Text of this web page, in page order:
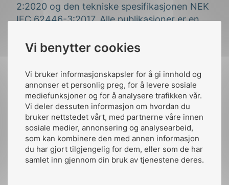
Vi benytter cookies
Vi bruker informasjonskapsler for å gi innhold og
annonser et personlig preg, for å levere sosiale
mediefunksjoner og for å analysere trafikken vår.
Vi deler dessuten informasjon om hvordan du
bruker nettstedet vårt, med partnerne våre innen
sosiale medier, annonsering og analysearbeid,
som kan kombinere den med annen informasjon
du har gjort tilgjengelig for dem, eller som de har
samlet inn gjennom din bruk av tjenestene deres.
2:2020 og den tekniske spesifikasjonen NEK
IEC 62446-3:2017. Alle publikasjoner er en
solenergisystemer – krav til testing,
dokumentasjon og vedlikehold.
Del 1 med tillegg omhandler
dokumentasjon, oppstartstester og
inspeksjon av nettilkoblede systemer.
Den er delt inn i to seksjoner:
krav til systemdokumentasjon
krav til verifikasjon.
NEK 400 refererer direkte til denne